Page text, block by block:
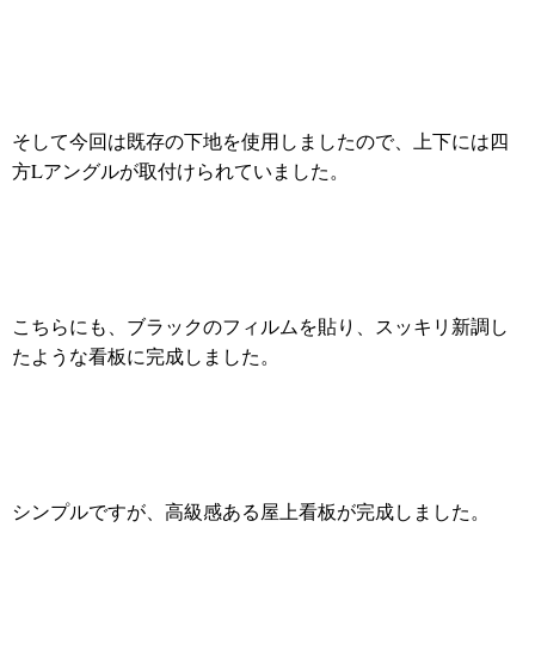
そして今回は既存の下地を使用しましたので、上下には四
方Lアングルが取付けられていました。
こちらにも、ブラックのフィルムを貼り、スッキリ新調し
たような看板に完成しました。
シンプルですが、高級感ある屋上看板が完成しました。